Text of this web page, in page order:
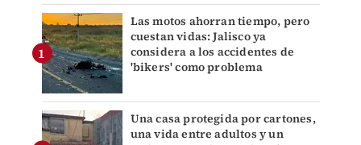
Las motos ahorran tiempo, pero
cuestan vidas: Jalisco ya
considera a los accidentes de
'bikers' como problema
Una casa protegida por cartones,
una vida entre adultos y un